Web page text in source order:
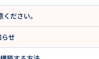
ださい。
せ